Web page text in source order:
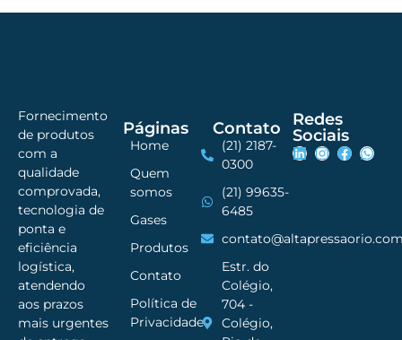
Fornecimento
de produtos
com a
qualidade
comprovada,
tecnologia de
ponta e
eficiência
logística,
atendendo
aos prazos
mais urgentes
Páginas
Home
Quem
somos
Gases
Produtos
Contato
Política de
Privacidade
Contato
(21) 2187-
0300
(21) 99635-
6485
Estr. do
Colégio,
704 -
Colégio,
Redes
Sociais